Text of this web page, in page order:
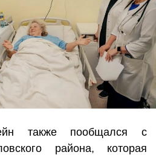
также пообщался с
района, которая